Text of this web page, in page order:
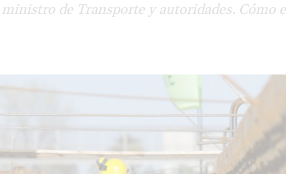
de Transporte y autoridades. Cómo